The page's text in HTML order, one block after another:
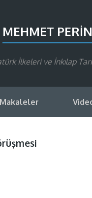
MEHMET
İlkeleri ve İnkılap
Makaleler